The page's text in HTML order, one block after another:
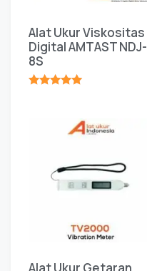
Alat Ukur Viskositas
Digital AMTAST NDJ-
8S
Alat Ukur Getaran